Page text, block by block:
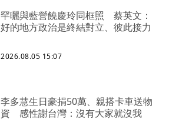
罕曬與藍營饒慶玲同框照 蔡英文：
好的地方政治是終結對立、彼此接力
2026.08.05 15:07
李多慧生日豪捐50萬、親搭卡車送物
資 感性謝台灣：沒有大家就沒我